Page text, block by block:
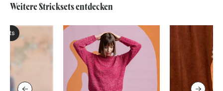
Weitere Stricksets entdecken